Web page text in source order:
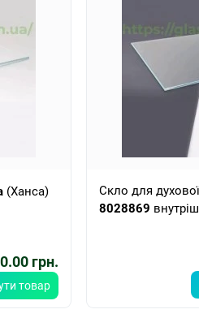
(Ханса)
грн.
товар
Скло для
8028869